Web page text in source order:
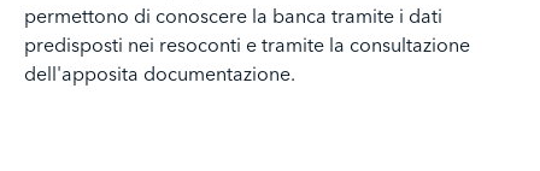
One
Accessibility
permettono di conoscere la banca tramite i dati
predisposti nei resoconti e tramite la consultazione
dell'apposita documentazione.